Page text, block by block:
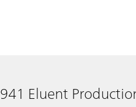
941 Eluent